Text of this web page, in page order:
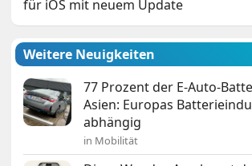
für iOS mit neuem Update
Weitere Neuigkeiten
77 Prozent der E-Auto-
Asien: Europas
abhängig
in Mobilität